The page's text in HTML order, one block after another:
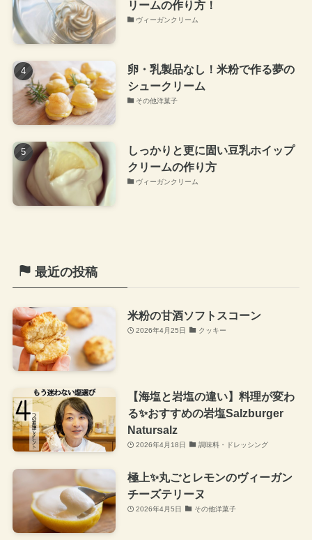
リームの作り方！
ヴィーガンクリーム
卵・乳製品なし！米粉で作る夢の
シュークリーム
その他洋菓子
しっかりと更に固い豆乳ホイップ
クリームの作り方
ヴィーガンクリーム
最近の投稿
米粉の甘酒ソフトスコーン
2026年4月25日 クッキー
【海塩と岩塩の違い】料理が変わ
る✨おすすめの岩塩Salzburger
Natursalz
2026年4月18日 調味料・ドレッシング
極上✨丸ごとレモンのヴィーガン
チーズテリーヌ
2026年4月5日 その他洋菓子